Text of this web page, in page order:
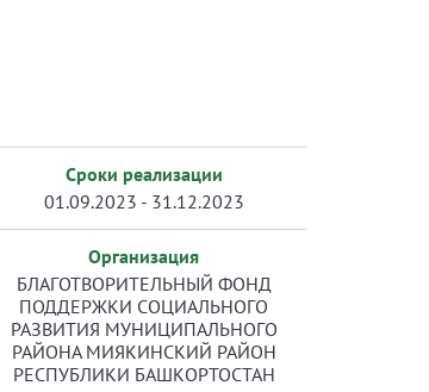
Сроки реализации
01.09.2023 - 31.12.2023
Организация
БЛАГОТВОРИТЕЛЬНЫЙ ФОНД
ПОДДЕРЖКИ СОЦИАЛЬНОГО
РАЗВИТИЯ МУНИЦИПАЛЬНОГО
РАЙОНА МИЯКИНСКИЙ РАЙОН
РЕСПУБЛИКИ БАШКОРТОСТАН